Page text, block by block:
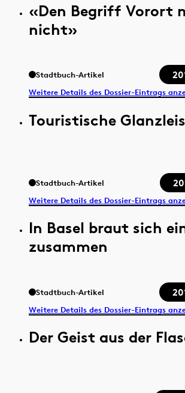
«Den Begriff Vorort
nicht»
Stadtbuch-Artikel
Weitere Details des Dossier-Eintrags
Touristische
Stadtbuch-Artikel
Weitere Details des Dossier-Eintrags
In Basel braut sich
zusammen
Stadtbuch-Artikel
Weitere Details des Dossier-Eintrags
Der Geist aus der